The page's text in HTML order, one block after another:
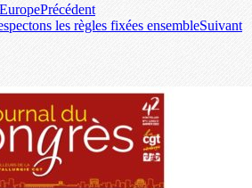
Précédent
les règles fixées ensembleSuivant